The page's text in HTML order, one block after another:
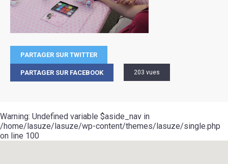
PARTAGER SUR TWITTER
PARTAGER SUR FACEBOOK 203 vues
Warning: Undefined variable $aside_nav in
/home/lasuze/lasuze/wp-content/themes/lasuze/single.php
on line 100